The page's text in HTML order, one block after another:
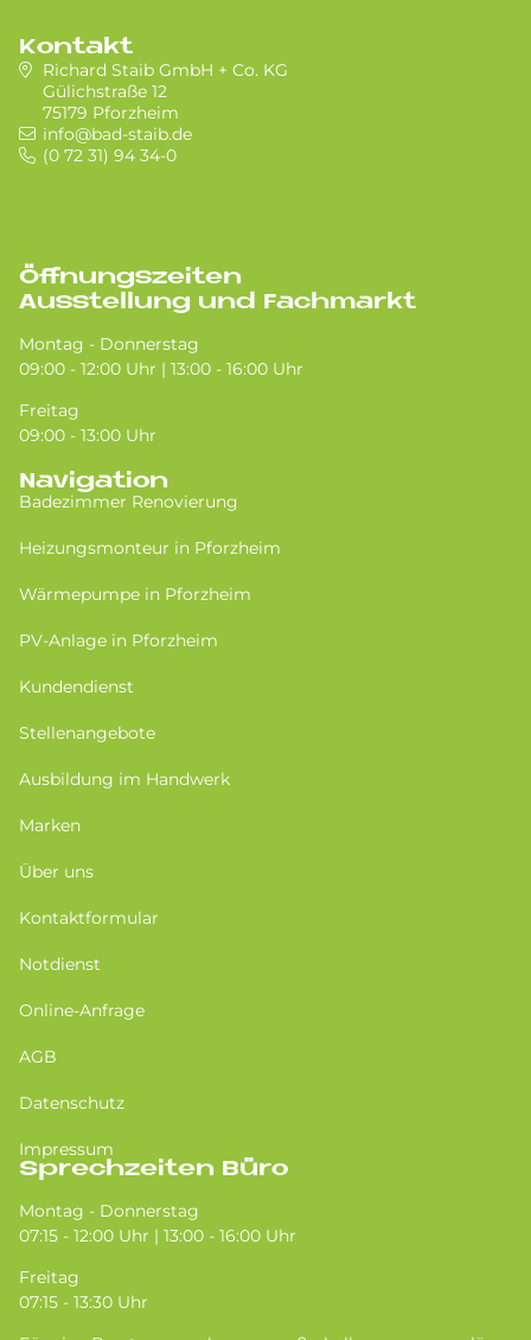
Kontakt
Richard Staib GmbH + Co. KG
Gülichstraße 12
75179 Pforzheim
info@bad-staib.de
(0 72 31) 94 34-0
Öffnungszeiten
Ausstellung und Fachmarkt
Montag - Donnerstag
09:00 - 12:00 Uhr | 13:00 - 16:00 Uhr
Freitag
09:00 - 13:00 Uhr
Navigation
Badezimmer Renovierung
Heizungsmonteur in Pforzheim
Wärmepumpe in Pforzheim
PV-Anlage in Pforzheim
Kundendienst
Stellenangebote
Ausbildung im Handwerk
Marken
Über uns
Kontaktformular
Notdienst
Online-Anfrage
AGB
Datenschutz
Impressum
Sprechzeiten Büro
Montag - Donnerstag
07:15 - 12:00 Uhr | 13:00 - 16:00 Uhr
Freitag
07:15 - 13:30 Uhr